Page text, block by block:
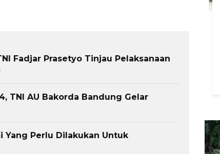
Fadjar Prasetyo Tinjau Pelaksanaan
TNI AU Bakorda Bandung Gelar
Yang Perlu Dilakukan Untuk